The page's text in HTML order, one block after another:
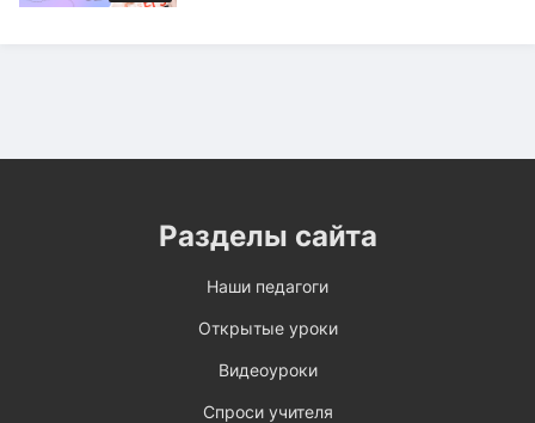
Разделы сайта
Наши педагоги
Открытые уроки
Видеоуроки
Спроси учителя